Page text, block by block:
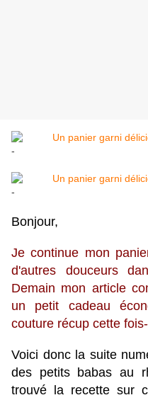
-
-
Bonjour,
Je continue mon
d'autres douceurs
Demain mon article
un petit cadeau
couture récup cette
Voici donc la suite
des petits babas au
trouvé la recette sur